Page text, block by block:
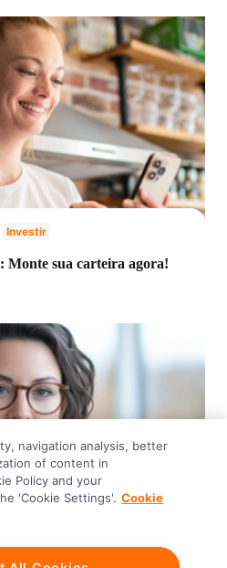
Investir
Monte sua carteira agora!
navigation analysis, better
of content in
Policy and your
'Cookie Settings'. Cookie